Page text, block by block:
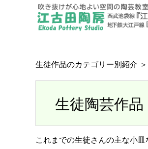
生徒作品のカテゴリー別紹介
生徒陶芸作
これまでの生徒さんの主な小